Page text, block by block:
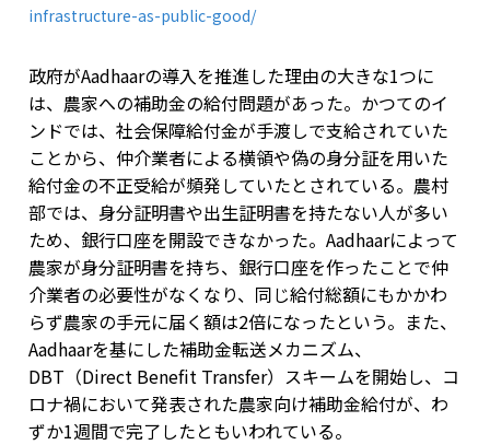
infrastructure-as-public-good/
政府がAadhaarの導入を推進した理由の大きな1つに
は、農家への補助金の給付問題があった。かつてのイ
ンドでは、社会保障給付金が手渡しで支給されていた
ことから、仲介業者による横領や偽の身分証を用いた
給付金の不正受給が頻発していたとされている。農村
部では、身分証明書や出生証明書を持たない人が多い
ため、銀行口座を開設できなかった。Aadhaarによって
農家が身分証明書を持ち、銀行口座を作ったことで仲
介業者の必要性がなくなり、同じ給付総額にもかかわ
らず農家の手元に届く額は2倍になったという。また、
Aadhaarを基にした補助金転送メカニズム、
DBT（Direct Benefit Transfer）スキームを開始し、コ
ロナ禍において発表された農家向け補助金給付が、わ
ずか1週間で完了したともいわれている。